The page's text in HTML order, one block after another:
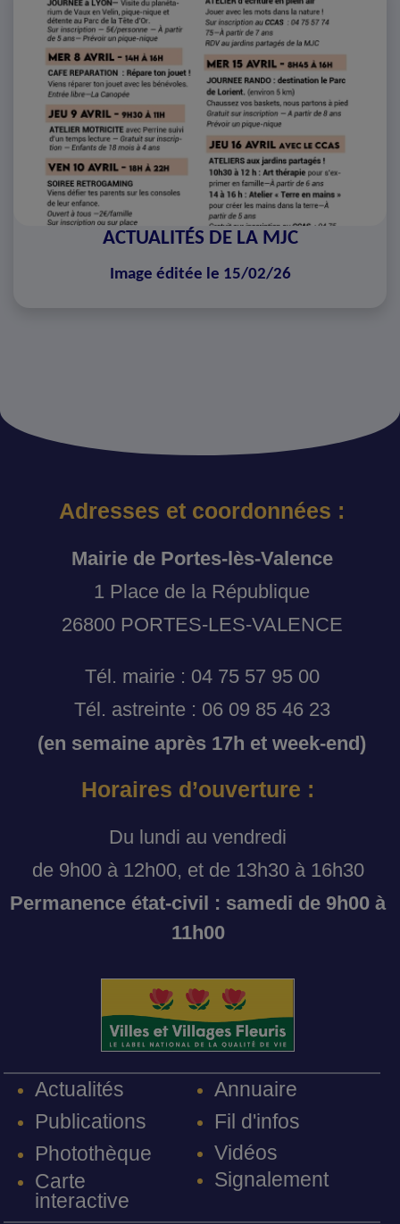
ACTUALITÉS DE LA MJC
Image éditée le 15/02/26
Adresses et coordonnées :
Mairie de Portes-lès-Valence
1 Place de la République
26800 PORTES-LES-VALENCE
Tél. mairie : 04 75 57 95 00
Tél. astreinte : 06 09 85 46 23
(en semaine après 17h et week-end)
Horaires d’ouverture :
Du lundi au vendredi
de 9h00 à 12h00, et de 13h30 à 16h30
Permanence état-civil : samedi de 9h00 à
11h00
Actualités
Publications
Photothèque
Carte
interactive
Annuaire
Fil d'infos
Vidéos
Signalement